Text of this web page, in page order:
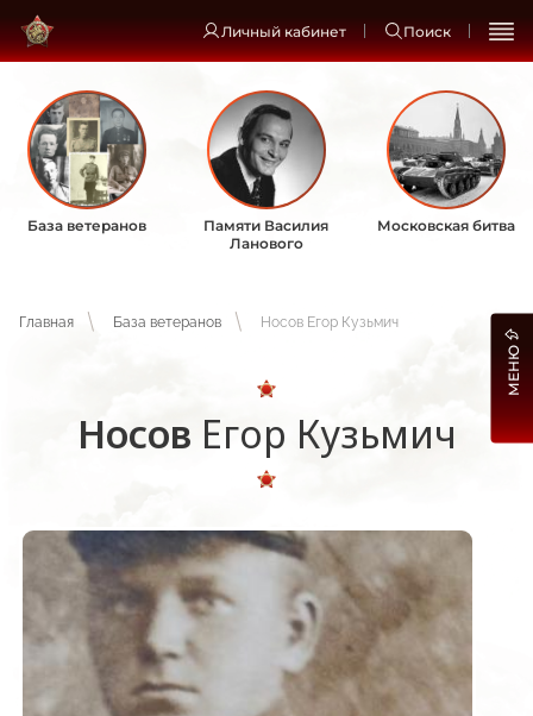
Личный кабинет Поиск
База ветеранов
Памяти Василия
Ланового
Московская битва
Главная База ветеранов Носов Егор Кузьмич
Носов Егор Кузьмич
МЕНЮ